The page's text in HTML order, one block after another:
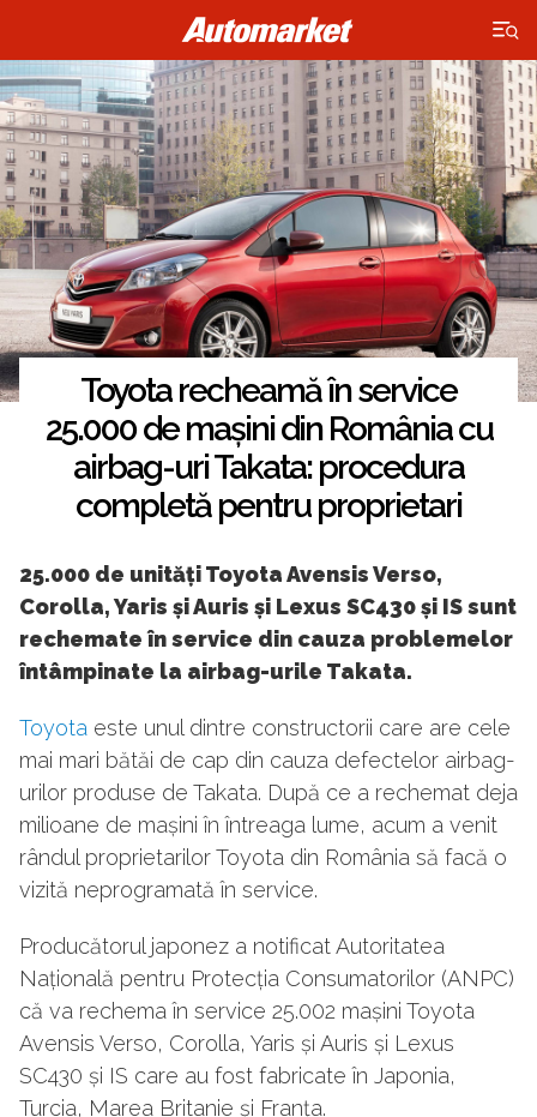
×
Toyota recheamă în service
25.000 de mașini din România cu
airbag-uri Takata: procedura
completă pentru proprietari
25.000 de unități Toyota Avensis Verso,
Corolla, Yaris și Auris și Lexus SC430 și IS sunt
rechemate în service din cauza problemelor
întâmpinate la airbag-urile Takata.
Toyota este unul dintre constructorii care are cele
mai mari bătăi de cap din cauza defectelor airbag-
urilor produse de Takata. După ce a rechemat deja
milioane de mașini în întreaga lume, acum a venit
rândul proprietarilor Toyota din România să facă o
vizită neprogramată în service.
Producătorul japonez a notificat Autoritatea
Națională pentru Protecția Consumatorilor (ANPC)
că va rechema în service 25.002 mașini Toyota
Avensis Verso, Corolla, Yaris și Auris și Lexus
SC430 și IS care au fost fabricate în Japonia,
Turcia, Marea Britanie și Franța.